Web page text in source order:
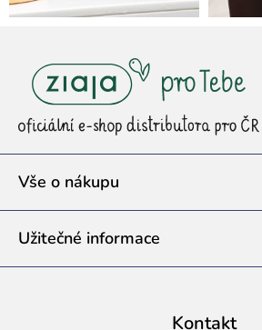
t
Vše o nákupu
Užitečné informace
Kontakt